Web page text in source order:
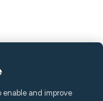
enable and improve